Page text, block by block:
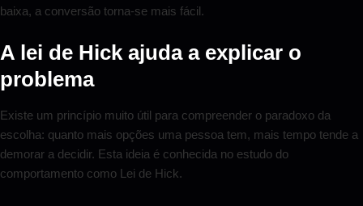
baixa, a conversão torna-se mais fácil.
A lei de Hick ajuda a explicar o
problema
Existe um princípio muito útil para compreender o paradoxo da
escolha: quanto mais opções uma pessoa tem, mais tempo tende a
demorar a decidir. Esta ideia é conhecida no estudo do
comportamento como Lei de Hick.